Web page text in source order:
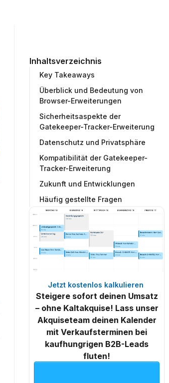
Inhaltsverzeichnis
Key Takeaways
Überblick und Bedeutung von
Browser-Erweiterungen
Sicherheitsaspekte der
Gatekeeper-Tracker-Erweiterung
Datenschutz und Privatsphäre
Kompatibilität der Gatekeeper-
Tracker-Erweiterung
Zukunft und Entwicklungen
Häufig gestellte Fragen
Jetzt kostenlos kalkulieren
Steigere sofort deinen Umsatz
– ohne Kaltakquise! Lass unser
Akquiseteam deinen Kalender
mit Verkaufsterminen bei
kaufhungrigen B2B-Leads
fluten!